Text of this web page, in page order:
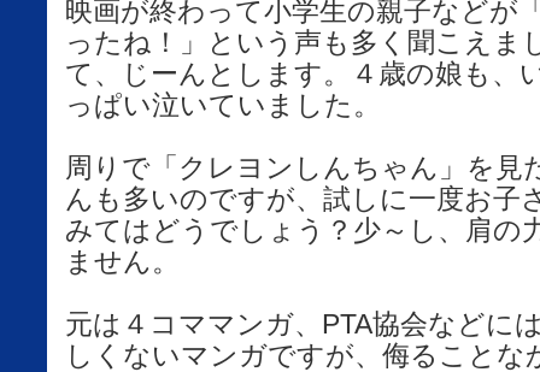
映画が終わって小学生の親子などが
ったね！」という声も多く聞こえま
て、じーんとします。４歳の娘も、
っぱい泣いていました。
周りで「クレヨンしんちゃん」を見
んも多いのですが、試しに一度お子
みてはどうでしょう？少～し、肩の
ません。
元は４コママンガ、PTA協会などに
しくないマンガですが、侮ることな